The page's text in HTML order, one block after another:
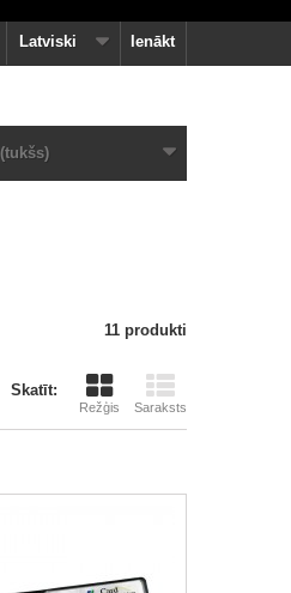
Ienākt
Latviski
(tukšs)
11 produkti
Skatīt:
Režģis Saraksts